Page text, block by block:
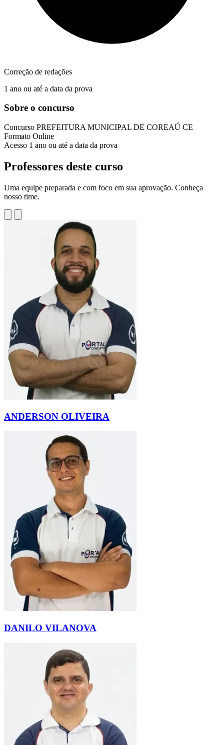
Correção de redações
1 ano ou até a data da prova
Sobre o concurso
Concurso PREFEITURA MUNICIPAL DE COREAÚ CE
Formato Online
Acesso 1 ano ou até a data da prova
Professores deste curso
Uma equipe preparada e com foco em sua aprovação. Conheça
nosso time.
ANDERSON OLIVEIRA
DANILO VILANOVA